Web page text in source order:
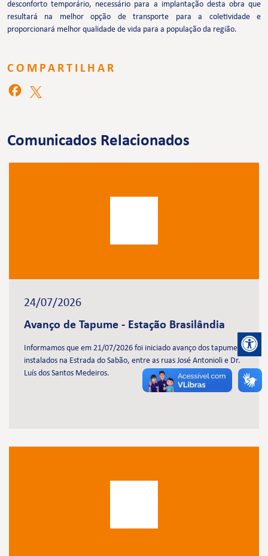
desconforto temporário, necessário para a implantação desta obra que
resultará na melhor opção de transporte para a coletividade e
proporcionará melhor qualidade de vida para a população da região.
COMPARTILHAR
Comunicados Relacionados
24/07/2026
Avanço de Tapume - Estação Brasilândia
Informamos que em 21/07/2026 foi iniciado avanço dos tapumes
instalados na Estrada do Sabão, entre as ruas José Antonioli e Dr.
Luís dos Santos Medeiros.